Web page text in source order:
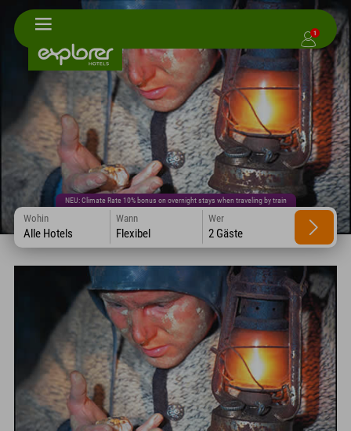
1
NEU: Climate Rate 10% bonus on overnight stays when traveling by train
Wohin
Alle Hotels
Wann
Flexibel
Wer
2 Gäste